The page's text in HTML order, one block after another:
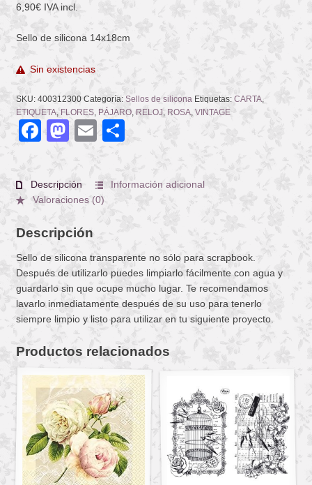
6,90€ IVA incl.
Sello de silicona 14x18cm
Sin existencias
SKU: 400312300 Categoría: Sellos de silicona Etiquetas: CARTA,
ETIQUETA, FLORES, PÁJARO, RELOJ ROSA, VINTAGE
Facebook
Mastodon
Email
Descripción
Información adicional
Valoraciones (0)
Descripción
Sello de silicona transparente no sólo para scrapbook.
Después de utilizarlo puedes limpiarlo fácilmente con agua y
guardarlo sin que ocupe mucho lugar. Te recomendamos
lavarlo inmediatamente después de su uso para tenerlo
siempre limpio y listo para utilizar en tu siguiente proyecto.
Productos relacionados